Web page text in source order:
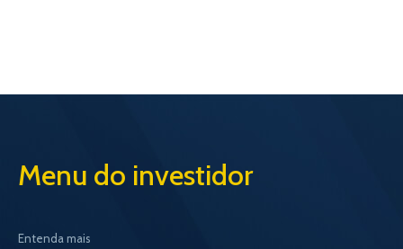
Menu do investidor
Entenda mais